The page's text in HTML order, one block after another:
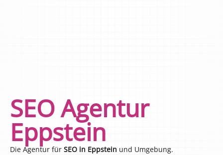
SEO Agentur
Eppstein
Die Agentur für SEO in Eppstein und Umgebung.